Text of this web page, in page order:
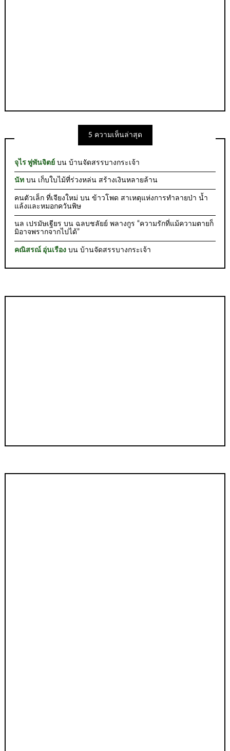
5 ความเห็นล่าสุด
จุไร พู่พันจิตย์ บนบ้านจัดสรรบางกระเจ้า
นัท บน เก็บใบไม้ที่ร่วงหล่น สร้างเงินหลายล้าน
คนตัวเล็ก ที่เจียงใหม่ บนข้าวโพด สาเหตุแห่งการทำลายป่า น้ำ
แล้งและหมอกควันพิษ
นล เปรมัษเฐียร บน ฉลบชลัยย์ พลางกูร “ความรักที่แม้ความตายก็
มิอาจพรากจากไปได้”
คณิสรณ์ อุ่นเรือง บนบ้านจัดสรรบางกระเจ้า